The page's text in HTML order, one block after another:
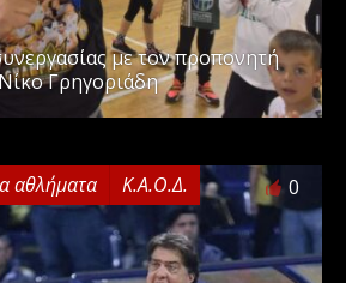
με τον προπονητή
Νίκο Γρηγοριάδη
αθλήματα Κ.Α.Ο.Δ. 0